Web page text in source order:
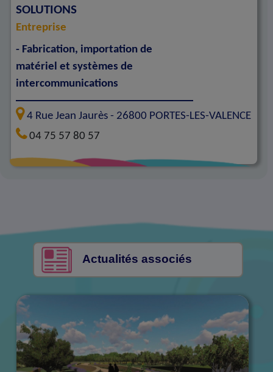
SOLUTIONS
Entreprise
- Fabrication, importation de
matériel et systèmes de
intercommunications
4 Rue Jean Jaurès - 26800 PORTES-LES-VALENCE
04 75 57 80 57
Actualités associés